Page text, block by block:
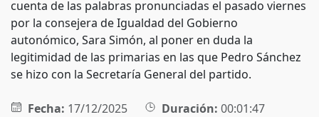
cuenta de las palabras pronunciadas el pasado viernes
por la consejera de Igualdad del Gobierno
autonómico, Sara Simón, al poner en duda la
legitimidad de las primarias en las que Pedro Sánchez
se hizo con la Secretaría General del partido.
Fecha: 17/12/2025 Duración: 00:01:47